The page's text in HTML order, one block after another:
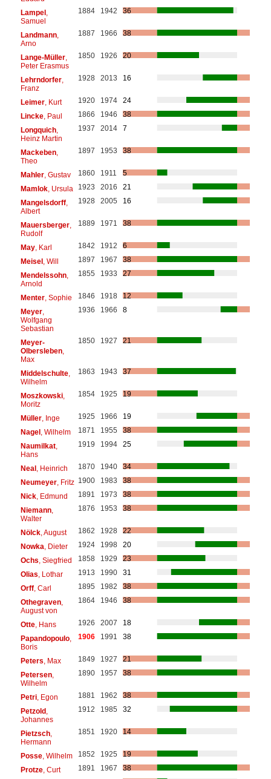
Lampel,
Samuel
1884 1942 36
Landmann,
Arno
1887 1966 38
Lange-Müller,
Peter Erasmus
1850 1926 20
Lehrndorfer,
Franz
1928 2013 16
Leimer, Kurt 1920 1974
24
Lincke, Paul 1866 1946
38
Longquich,
Heinz Martin
1937 2014 7
Mackeben,
Theo
1897 1953 38
Mahler, Gustav 1860 1911
5
Mamlok, Ursula 1923 2016
21
Mangelsdorff,
Albert
1928 2005 16
Mauersberger,
Rudolf
1889 1971 38
May, Karl 1842 1912
6
Meisel, Will 1897 1967
38
Mendelssohn,
Arnold
1855 1933 27
Menter, Sophie 1846 1918
12
Meyer,
Wolfgang
Sebastian
1936 1966 8
Meyer-
Olbersleben,
Max
1850 1927 21
Middelschulte,
Wilhelm
1863 1943 37
Moszkowski,
Moritz
1854 1925 19
Müller, Inge 1925 1966
19
Nagel, Wilhelm 1871 1955
38
Naumilkat,
Hans
1919 1994 25
Neal, Heinrich 1870 1940
34
Neumeyer, Fritz 1900 1983
38
Nick, Edmund 1891 1973
38
Niemann,
Walter
1876 1953 38
Nölck, August 1862 1928
22
Nowka , Dieter 1924 1998
20
Ochs , Siegfried 1858 1929
23
Olias , Lothar 1913 1990
31
Orff, Carl 1895 1982
38
Othegraven,
August von
1864 1946 38
Otte, Hans 1926 2007
18
Papandopoulo,
Boris
1906 1991 38
Peters , Max 1849 1927
21
Petersen,
Wilhelm
1890 1957 38
Petri, Egon 1881 1962
38
Petzold,
Johannes
1912 1985 32
Pietzsch,
Hermann
1851 1920 14
Posse, Wilhelm 1852 1925
19
Protze, Curt 1891 1967
38